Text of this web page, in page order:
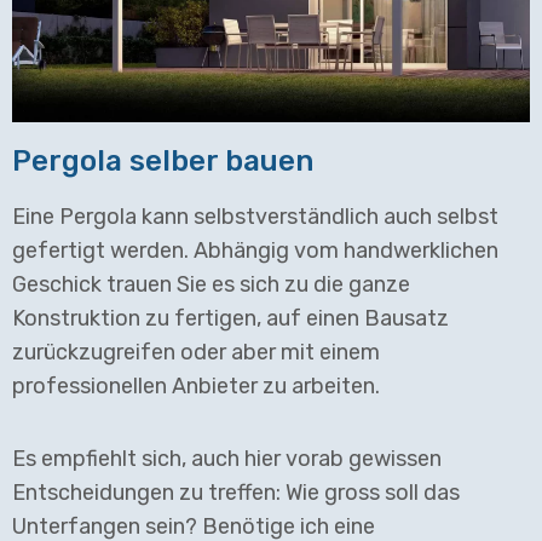
Pergola selber bauen
Eine Pergola kann selbstverständlich auch selbst
gefertigt werden. Abhängig vom handwerklichen
Geschick trauen Sie es sich zu die ganze
Konstruktion zu fertigen, auf einen Bausatz
zurückzugreifen oder aber mit einem
professionellen Anbieter zu arbeiten.
Es empfiehlt sich, auch hier vorab gewissen
Entscheidungen zu treffen: Wie gross soll das
Unterfangen sein? Benötige ich eine